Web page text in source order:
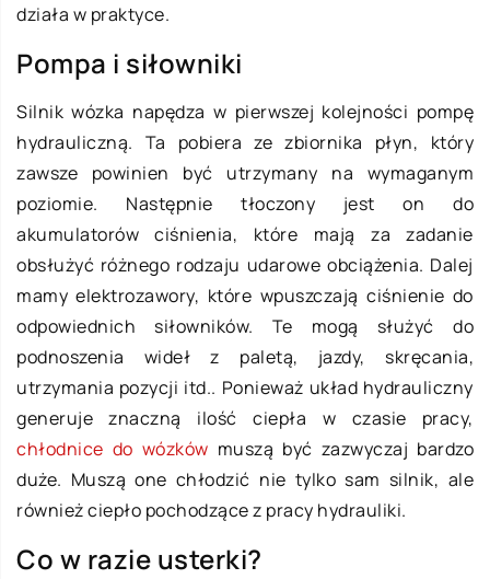
działa w praktyce.
Pompa i siłowniki
Silnik wózka napędza w pierwszej kolejności pompę
hydrauliczną. Ta pobiera ze zbiornika płyn, który
zawsze powinien być utrzymany na wymaganym
poziomie. Następnie tłoczony jest on do
akumulatorów ciśnienia, które mają za zadanie
obsłużyć różnego rodzaju udarowe obciążenia. Dalej
mamy elektrozawory, które wpuszczają ciśnienie do
odpowiednich siłowników. Te mogą służyć do
podnoszenia wideł z paletą, jazdy, skręcania,
utrzymania pozycji itd.. Ponieważ układ hydrauliczny
generuje znaczną ilość ciepła w czasie pracy,
chłodnice do wózków muszą być zazwyczaj bardzo
duże. Muszą one chłodzić nie tylko sam silnik, ale
również ciepło pochodzące z pracy hydrauliki.
Co w razie usterki?